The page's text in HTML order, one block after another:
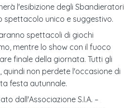
l'esibizione degli Sbandieratori
spettacolo unico e suggestivo.
spettacoli di giochi
mentre lo show con il fuoco
finale della giornata. Tutti gli
quindi non perdete l'occasione di
festa autunnale.
dall'Associazione S.I.A. –